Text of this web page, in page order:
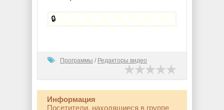
🔒
Программы / Редакторы видео
Информация
Посетители, находящиеся в группе